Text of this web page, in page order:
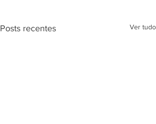
Posts recentes Ver tudo